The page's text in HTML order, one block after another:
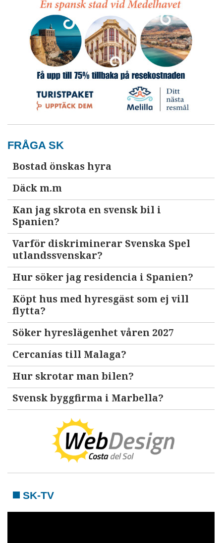
FRÅGA SK
Bostad önskas hyra
Däck m.m
Kan jag skrota en svensk bil i
Spanien?
Varför diskriminerar Svenska Spel
utlandssvenskar?
Hur söker jag residencia i Spanien?
Köpt hus med hyresgäst som ej vill
flytta?
Söker hyreslägenhet våren 2027
Cercanías till Malaga?
Hur skrotar man bilen?
Svensk byggfirma i Marbella?
SK-TV